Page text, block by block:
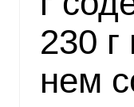
230 г
нем